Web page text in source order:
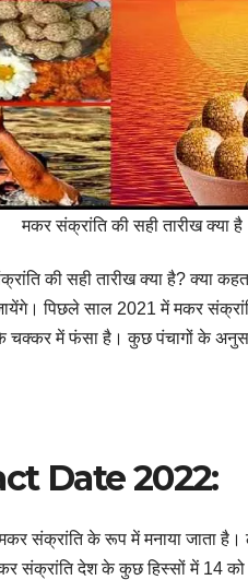
मकर संक्रांति की सही तारीख क्या है
की सही तारीख क्या है? क्या
पिछले साल 2021 में मकर
चक्कर में फंसा है। कुछ पंचागों के
Date 2022:
संक्रांति के रूप में मनाया जाता
संक्रांति देश के कुछ हिस्सों में 14